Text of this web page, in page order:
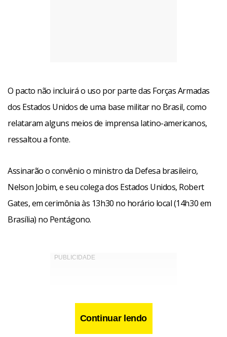
O pacto não incluirá o uso por parte das Forças Armadas
dos Estados Unidos de uma base militar no Brasil, como
relataram alguns meios de imprensa latino-americanos,
ressaltou a fonte.
Assinarão o convênio o ministro da Defesa brasileiro,
Nelson Jobim, e seu colega dos Estados Unidos, Robert
Gates, em cerimônia às 13h30 no horário local (14h30 em
Brasília) no Pentágono.
Continuar lendo